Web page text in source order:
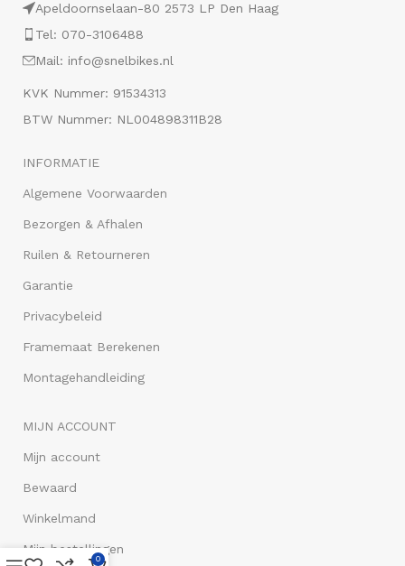
Apeldoornselaan-80 2573 LP Den Haag
Tel: 070-3106488
Mail: info@snelbikes.nl
KVK Nummer: 91534313
BTW Nummer: NL004898311B28
INFORMATIE
Algemene Voorwaarden
Bezorgen & Afhalen
Ruilen & Retourneren
Garantie
Privacybeleid
Framemaat Berekenen
Montagehandleiding
MIJN ACCOUNT
Mijn account
Bewaard
Winkelmand
Mijn bestellingen
0